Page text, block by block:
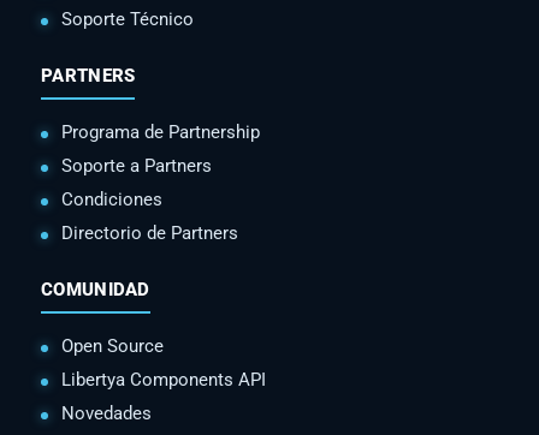
Soporte Técnico
PARTNERS
Programa de Partnership
Soporte a Partners
Condiciones
Directorio de Partners
COMUNIDAD
Open Source
Libertya Components API
Novedades